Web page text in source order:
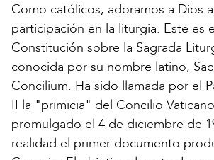
Como católicos, adoramos a Dios
participación en la liturgia. Este es
Constitución sobre la Sagrada
conocida por su nombre latino,
Concilium. Ha sido llamada por el
II la "primicia" del Concilio
promulgado el 4 de diciembre de
realidad el primer documento